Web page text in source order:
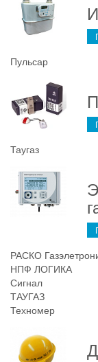
Пульсар
Таугаз
РАСКО
НПФ ЛОГИКА
Сигнал
ТАУГАЗ
Техномер